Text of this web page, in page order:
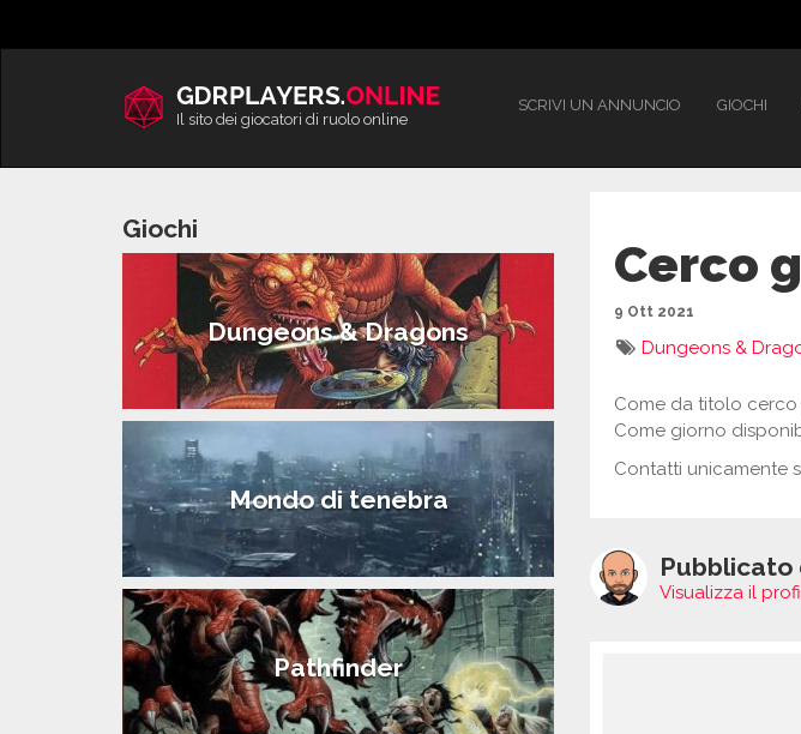
Il sito dei giocatori di ruolo online
SCRIVI UN ANNUNCIO GIOCHI
Giochi
Dungeons & Dragons
Mondo di tenebra
Pathfinder
Cerco
9 Ott 2021
Dungeons &
Come da titolo cerco
Come giorno
Contatti unicamente
Pubblicato
Visualizza il